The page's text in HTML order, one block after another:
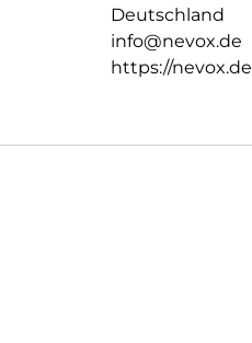
Deutschland
info@nevox.de
https://nevox.de